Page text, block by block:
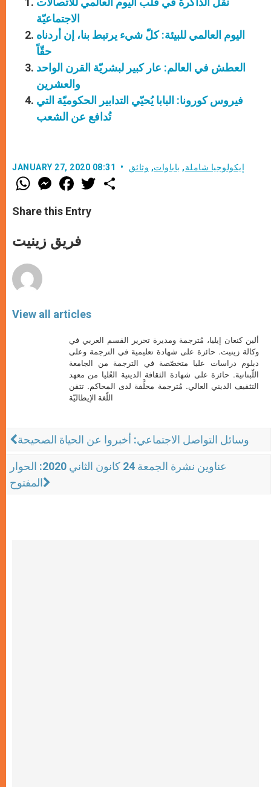
الاجتماعيّة
اليوم العالمي للبيئة: كلّ شيء يرتبط بنا، إن أردناه
حقّاً
العطش في العالم: عار كبير لبشريّة القرن الواحد
والعشرين
فيروس كورونا: البابا يُحيّي التدابير الحكوميّة التي
تُدافع عن الشعب
JANUARY 27, 2020 08:31 إيكولوجيا شاملة, باباوات, وثائق
W
h
t
s
p
p
M
e
s
e
g
e
F
a
e
b
o
k
T
w
Share this Entry
فريق زينيت
View all articles
ألين كنعان إيليا، مُترجمة ومديرة تحرير القسم العربي في
وكالة زينيت. حائزة على شهادة تعليمية في الترجمة وعلى
دبلوم دراسات عليا متخصّصة في الترجمة من الجامعة
اللّبنانية. حائزة على شهادة الثقافة الدينية العُليا من معهد
التثقيف الديني العالي. مُترجمة محلَّفة لدى المحاكم. تتقن
اللّغة الإيطاليّة
وسائل التواصل الاجتماعي: أخبروا عن الحياة الصحيحة
عناوين نشرة الجمعة 24 كانون الثاني 2020: الحوار
المفتوح